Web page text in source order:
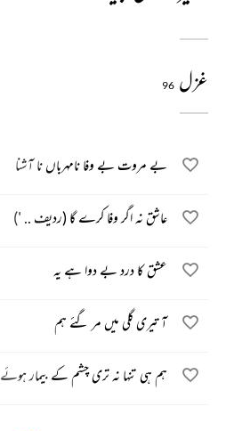
غزل 96
بے مروت بے وفا نامہرباں نا آشنا
عاشق نہ اگر وفا کرے گا (ردیف .. ')
عشق کا درد بے دوا ہے یہ
آ تیری گلی میں مر گئے ہم
ہم ہی تنہا نہ تری چشم کے بیمار ہوئے